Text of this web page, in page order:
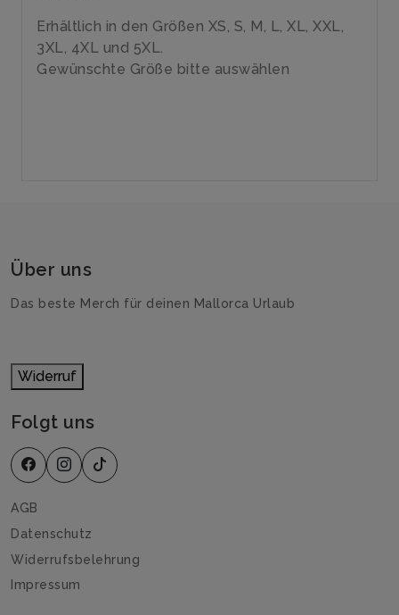
Erhältlich in den Größen XS, S, M, L, XL, XXL,
3XL, 4XL und 5XL.
Gewünschte Größe bitte auswählen
Über uns
Das beste Merch für deinen Mallorca Urlaub
Widerruf
Folgt uns
AGB
Datenschutz
Widerrufsbelehrung
Impressum